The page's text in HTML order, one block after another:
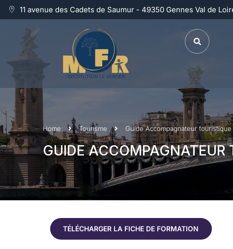
11 avenue des Cadets de Saumur - 49350 Gennes Val de
Home Tourisme Guide Accompagnateur touristique
GUIDE ACCOMPAGNATEUR
TÉLÉCHARGER LA FICHE DE FORMATION